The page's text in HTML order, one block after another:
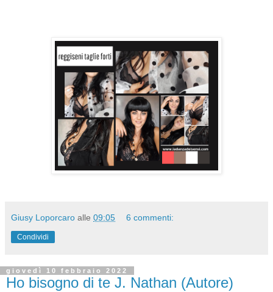
Giusy Loporcaro alle 09:05 6 commenti:
Condividi
giovedì 10 febbraio 2022
Ho bisogno di te J. Nathan (Autore)